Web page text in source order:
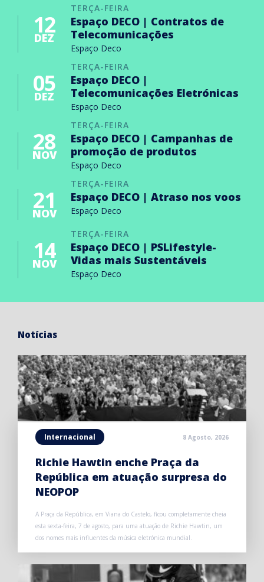
TERÇA-FEIRA
12
DEZ
Espaço DECO | Contratos de
Telecomunicações
Espaço Deco
TERÇA-FEIRA
05
DEZ
Espaço DECO |
Telecomunicações Eletrónicas
Espaço Deco
TERÇA-FEIRA
28
NOV
Espaço DECO | Campanhas de
promoção de produtos
Espaço Deco
TERÇA-FEIRA
21
NOV
Espaço DECO | Atraso nos voos
Espaço Deco
TERÇA-FEIRA
14
NOV
Espaço DECO | PSLifestyle-
Vidas mais Sustentáveis
Espaço Deco
Notícias
Internacional 8 Agosto, 2026
Richie Hawtin enche Praça da
República em atuação surpresa do
NEOPOP
A Praça da República, em Viana do Castelo, ficou completamente cheia
esta sexta-feira, 7 de agosto, para uma atuação de Richie Hawtin, um
dos nomes mais influentes da música eletrónica mundial.